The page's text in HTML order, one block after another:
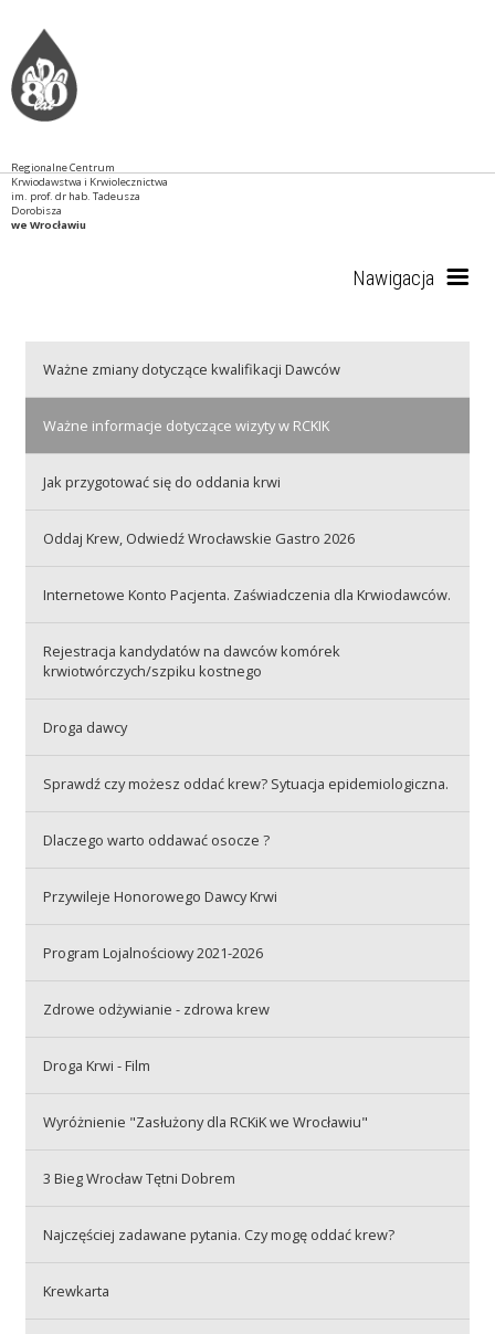
Regionalne Centrum
Krwiodawstwa i Krwiolecznictwa
im. prof. dr hab. Tadeusza
Dorobisza
we Wrocławiu
Nawigacja
RCKiK
Akcje wyjazdowe
Szpitale
Badania
Przetargi
Kontakt
BIP
Ważne zmiany dotyczące kwalifikacji Dawców
Ważne informacje dotyczące wizyty w RCKIK
Jak przygotować się do oddania krwi
Oddaj Krew, Odwiedź Wrocławskie Gastro 2026
Internetowe Konto Pacjenta. Zaświadczenia dla Krwiodawców.
Rejestracja kandydatów na dawców komórek
krwiotwórczych/szpiku kostnego
Droga dawcy
Sprawdź czy możesz oddać krew? Sytuacja epidemiologiczna.
Dlaczego warto oddawać osocze ?
Przywileje Honorowego Dawcy Krwi
Program Lojalnościowy 2021-2026
Zdrowe odżywianie - zdrowa krew
Droga Krwi - Film
Wyróżnienie "Zasłużony dla RCKiK we Wrocławiu"
3 Bieg Wrocław Tętni Dobrem
Najczęściej zadawane pytania. Czy mogę oddać krew?
Krewkarta